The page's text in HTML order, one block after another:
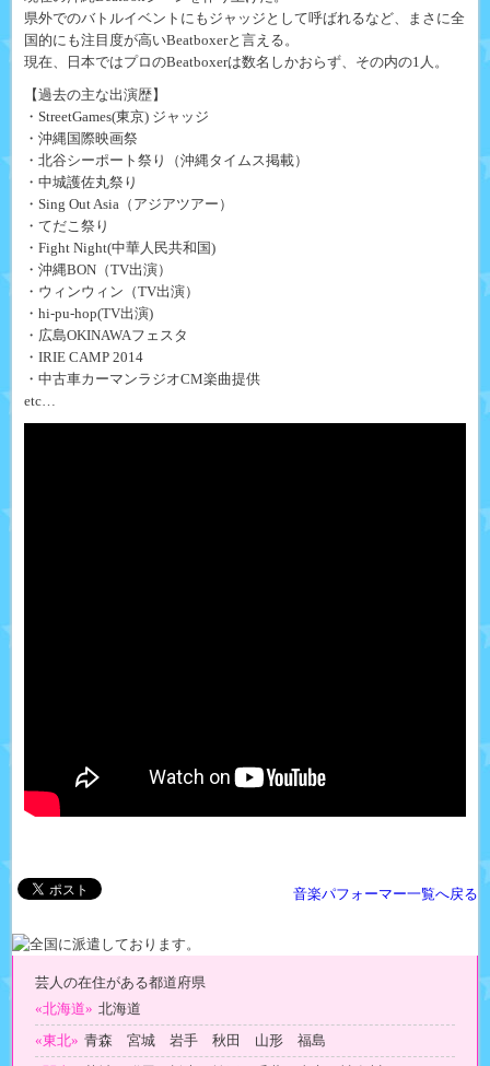
県外でのバトルイベントにもジャッジとして呼ばれるなど、まさに全
国的にも注目度が高いBeatboxerと言える。
現在、日本ではプロのBeatboxerは数名しかおらず、その内の1人。
【過去の主な出演歴】
・StreetGames(東京) ジャッジ
・沖縄国際映画祭
・北谷シーポート祭り（沖縄タイムス掲載）
・中城護佐丸祭り
・Sing Out Asia（アジアツアー）
・てだこ祭り
・Fight Night(中華人民共和国)
・沖縄BON（TV出演）
・ウィンウィン（TV出演）
・hi-pu-hop(TV出演)
・広島OKINAWAフェスタ
・IRIE CAMP 2014
・中古車カーマンラジオCM楽曲提供
etc…
音楽パフォーマー一覧へ戻る
芸人の在住がある都道府県
«北海道» 北海道
«東北» 青森 宮城 岩手 秋田 山形 福島